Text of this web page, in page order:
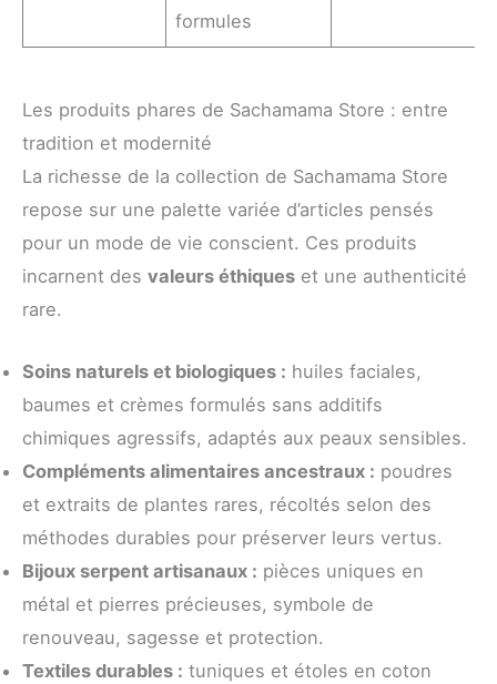
formules
Les produits phares de Sachamama Store : entre
tradition et modernité
La richesse de la collection de Sachamama Store
repose sur une palette variée d’articles pensés
pour un mode de vie conscient. Ces produits
incarnent des valeurs éthiques et une authenticité
rare.
Soins naturels et biologiques : huiles faciales,
baumes et crèmes formulés sans additifs
chimiques agressifs, adaptés aux peaux sensibles.
Compléments alimentaires ancestraux : poudres
et extraits de plantes rares, récoltés selon des
méthodes durables pour préserver leurs vertus.
Bijoux serpent artisanaux : pièces uniques en
métal et pierres précieuses, symbole de
renouveau, sagesse et protection.
Textiles durables : tuniques et étoles en coton